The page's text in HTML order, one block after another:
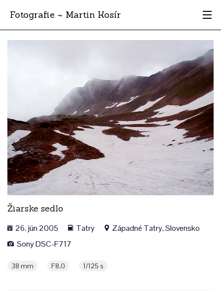
Fotografie ~ Martin Kosír
Moje obľúbené
Archív
Vyhľadávanie
Žiarske sedlo
26. jún 2005 Tatry
Západné Tatry, Slovensko
Sony DSC-F717
38 mm F8,0 1/125 s